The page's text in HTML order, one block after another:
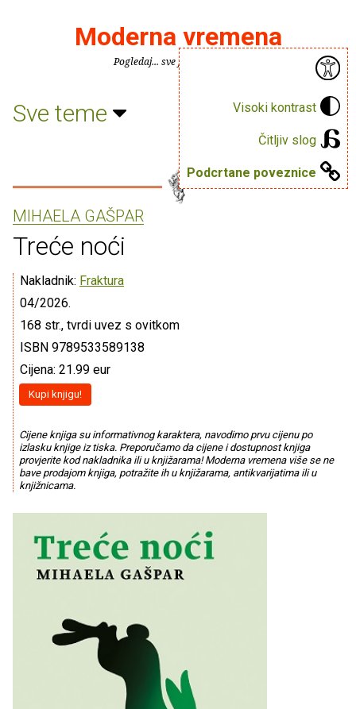
Visoki kontrast
Čitljiv slog
Podcrtane poveznice
Moderna vremena
Pogledaj... sve je puno knjiga.
Sve teme
MIHAELA GAŠPAR
Treće noći
Nakladnik: Fraktura
04/2026.
168 str., tvrdi uvez s ovitkom
ISBN 9789533589138
Cijena: 21.99 eur
Kupi knjigu!
Cijene knjiga su informativnog karaktera, navodimo prvu cijenu po
izlasku knjige iz tiska. Preporučamo da cijene i dostupnost knjiga
provjerite kod nakladnika ili u knjižarama! Moderna vremena više se ne
bave prodajom knjiga, potražite ih u knjižarama, antikvarijatima ili u
knjižnicama.